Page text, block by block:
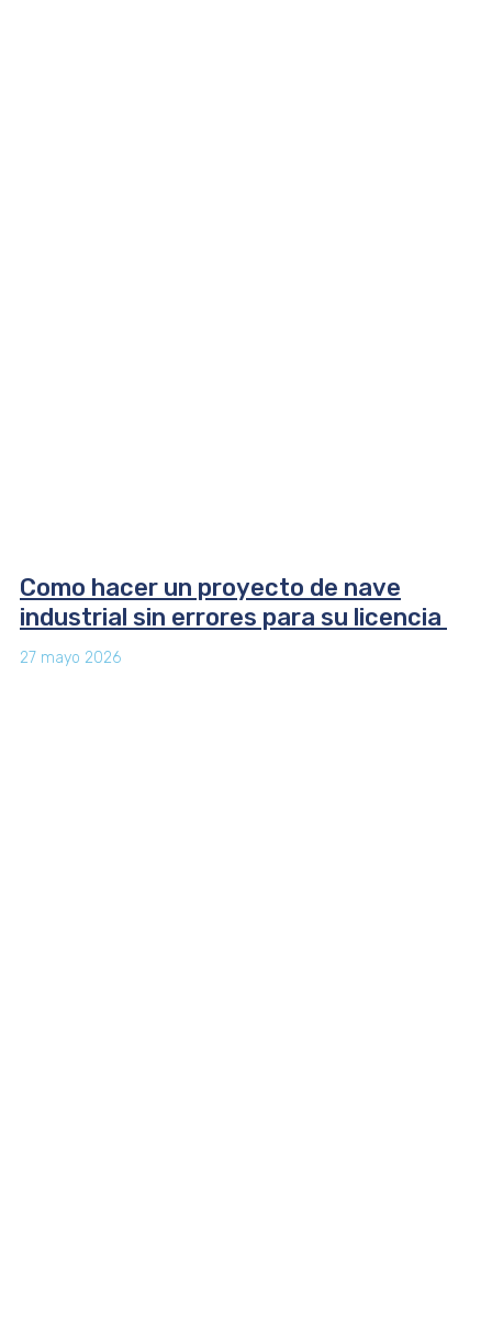
Como hacer un proyecto de nave
industrial sin errores para su licencia
27 mayo 2026